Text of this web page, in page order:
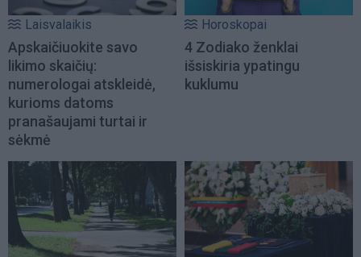
Laisvalaikis
Apskaičiuokite savo
likimo skaičių:
numerologai atskleidė,
kurioms datoms
pranašaujami turtai ir
sėkmė
Horoskopai
4 Zodiako ženklai
išsiskiria ypatingu
kuklumu